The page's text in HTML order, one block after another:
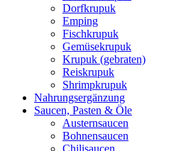
Dorfkrupuk
Emping
Fischkrupuk
Gemüsekrupuk
Krupuk (gebraten)
Reiskrupuk
Shrimpkrupuk
Nahrungsergänzung
Saucen, Pasten & Öle
Austernsaucen
Bohnensaucen
Chilisaucen